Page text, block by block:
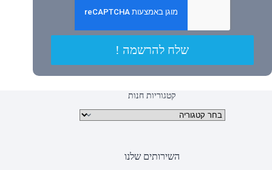
שלח להרשמה !
קטגוריות חנות
קטגוריות מוצרים
השירותים שלנו